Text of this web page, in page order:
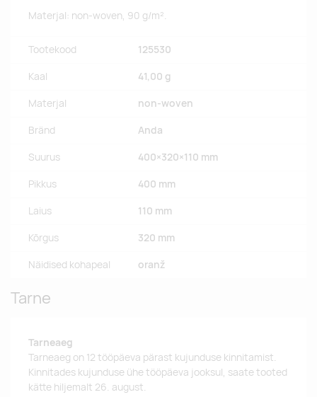
Materjal: non-woven, 90 g/m².
Tootekood 125530
Kaal 41,00 g
Materjal non-woven
Bränd Anda
Suurus 400×320×110 mm
Pikkus 400 mm
Laius 110 mm
Kõrgus 320 mm
Näidised kohapeal oranž
Tarne
Tarneaeg
Tarneaeg on 12 tööpäeva pärast kujunduse kinnitamist.
Kinnitades kujunduse ühe tööpäeva jooksul, saate tooted
kätte hiljemalt 26. august.